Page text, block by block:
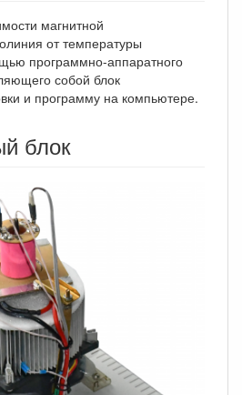
магнитной
от температуры
программно-аппаратного
собой блок
и программу на компьютере.
блок